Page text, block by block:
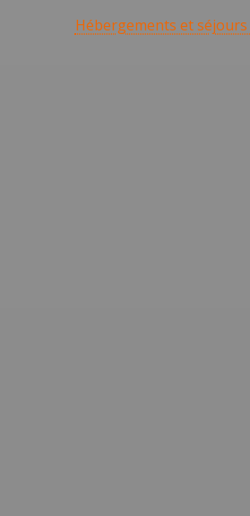
Hébergements et séjours